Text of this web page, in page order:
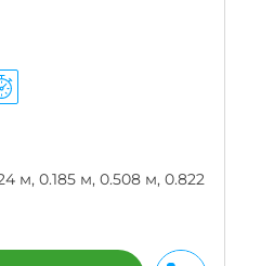
м, 0.185 м, 0.508 м, 0.822